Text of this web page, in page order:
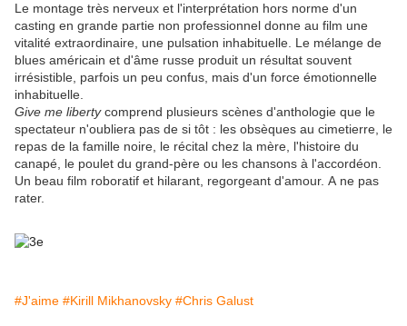
Le montage très nerveux et l'interprétation hors norme d'un
casting en grande partie non professionnel donne au film une
vitalité extraordinaire, une pulsation inhabituelle. Le mélange de
blues américain et d'âme russe produit un résultat souvent
irrésistible, parfois un peu confus, mais d'un force émotionnelle
inhabituelle.
Give me libertycomprend plusieurs scènes d'anthologie que le
spectateur n'oubliera pas de si tôt : les obsèques au cimetierre, le
repas de la famille noire, le récital chez la mère, l'histoire du
canapé, le poulet du grand-père ou les chansons à l'accordéon.
Un beau film roboratif et hilarant, regorgeant d'amour. A ne pas
rater.
#J'aime #Kirill Mikhanovsky #Chris Galust